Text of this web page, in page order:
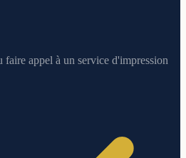
faire appel à un service d'impression